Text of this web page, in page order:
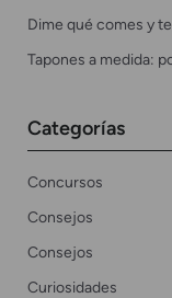
Dime qué comes y
Tapones a medida:
Categorías
Concursos
Consejos
Consejos
Curiosidades